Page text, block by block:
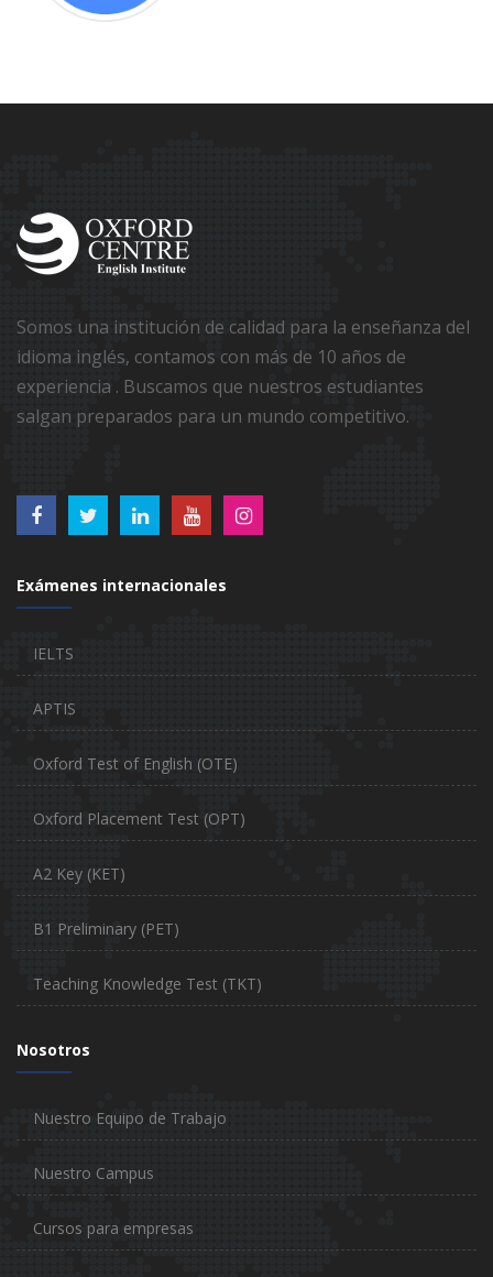
Somos una institución de calidad para la enseñanza del
idioma inglés, contamos con más de 10 años de
experiencia . Buscamos que nuestros estudiantes
salgan preparados para un mundo competitivo.
Exámenes internacionales
IELTS
APTIS
Oxford Test of English (OTE)
Oxford Placement Test (OPT)
A2 Key (KET)
B1 Preliminary (PET)
Teaching Knowledge Test (TKT)
Nosotros
Nuestro Equipo de Trabajo
Nuestro Campus
Cursos para empresas